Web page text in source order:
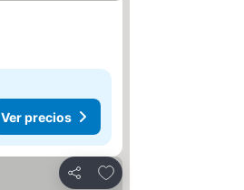
Ver precios
Compartir
Añadir a favoritos